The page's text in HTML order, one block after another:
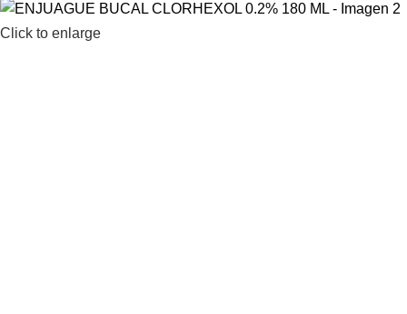
Click to enlarge